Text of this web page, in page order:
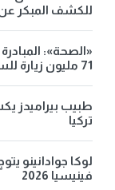
للكشف المبكر
«الصحة»:
71 مليون زيارة للسيدات لتلقي خدمات الفحص والتوعية
طبيب بيراميدز
تركيا
لوكا جوادانينو
فينيسيا 2026